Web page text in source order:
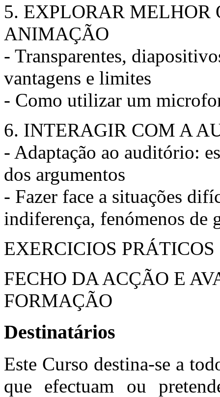
5. EXPLORAR MELHOR
ANIMAÇÃO
- Transparentes,
vantagens e limites
- Como utilizar um
6. INTERAGIR COM A
- Adaptação ao auditório:
dos argumentos
- Fazer face a situações
indiferença, fenómenos de
EXERCICIOS
FECHO DA ACÇÃO E
FORMAÇÃO
Destinatários
Este Curso destina-se a
que efectuam ou